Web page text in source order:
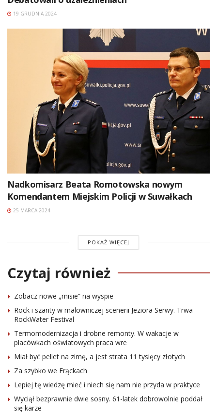
19 GRUDNIA 2024
Nadkomisarz Beata Romotowska nowym
Komendantem Miejskim Policji w Suwałkach
25 MARCA 2024
POKAŻ WIĘCEJ
Czytaj również
Zobacz nowe „misie” na wyspie
Rock i szanty w malowniczej scenerii Jeziora Serwy. Trwa
RockWater Festival
Termomodernizacja i drobne remonty. W wakacje w
placówkach oświatowych praca wre
Miał być pellet na zimę, a jest strata 11 tysięcy złotych
Za szybko we Frąckach
Lepiej tę wiedzę mieć i niech się nam nie przyda w praktyce
Wyciął bezprawnie dwie sosny. 61-latek dobrowolnie poddał
się karze